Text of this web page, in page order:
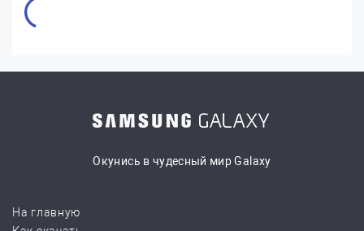
Окунись в чудесный мир Galaxy
На главную